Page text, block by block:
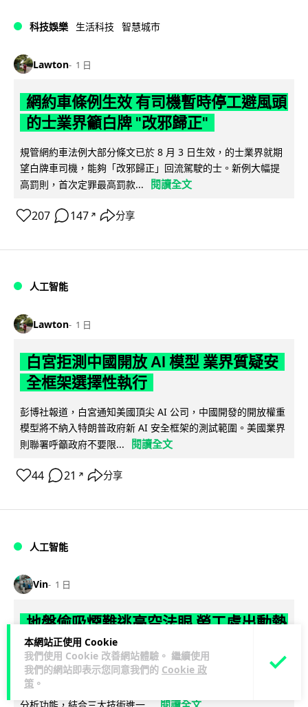
本網站正使用 Cookie
我們使用 Cookie 改善網站體驗。 繼續使用
我們的網站即表示您同意我們的 Cookie 政
策 。
科技娛樂 生活科技 智慧城市
Lawton 1 日
網約車條例生效 有司機暫時停工避風頭
的士業界籲白牌 "改邪歸正"
規管網約車法例大部分條文已於 8 月 3 日生效，的士業界就期
望白牌車司機，能夠「改邪歸正」回流駕駛的士。新例大幅提
高罰則，首次定罪最高罰款...
閱讀全文
207 147 ↗ 分享
人工智能
Lawton 1 日
白宮拒測中國開放 AI 模型 業界質疑安
全框架選擇性執行
彭博社報道，白宮通知美國頂尖 AI 公司，中國開發的開放權重
模型將不納入特朗普政府新 AI 安全框架的測試範圍。美國業界
則聯署呼籲政府不要限...
閱讀全文
44 21 ↗ 分享
人工智能
Vin 1 日
地盤偷吸煙難逃高空法眼 勞工處出動熱
感無人機 擬加 AI 人臉識別精準執法
勞工處投入配備熱感應鏡頭的小型無人機進行高空巡邏以打擊
地盤違例吸煙，並正研究於未來一年內引入 AI 人臉識別與行為
分析功能，結合三大技術進一... 閱讀全文